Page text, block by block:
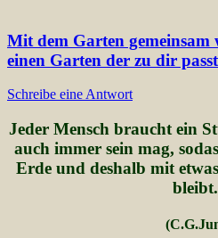
Mit dem Garten gemeinsam
einen Garten der zu dir passt
Schreibe eine Antwort
Jeder Mensch braucht ein
auch immer sein mag,
Erde und deshalb mit
bleibt.